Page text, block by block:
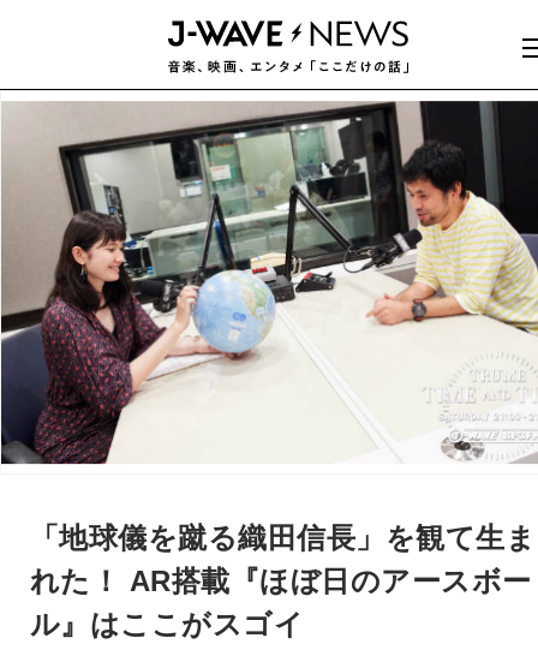
「地球儀を蹴る織田信長」を観て生ま
れた！ AR搭載『ほぼ日のアースボー
ル』はここがスゴイ